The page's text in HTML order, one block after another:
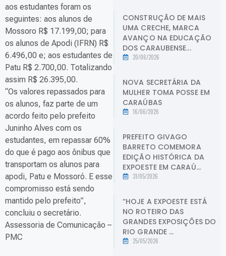
aos estudantes foram os
seguintes: aos alunos de
Mossoro R$ 17.199,00; para
os alunos de Apodi (IFRN) R$
6.496,00 e; aos estudantes de
Patu R$ 2.700,00. Totalizando
assim R$ 26.395,00.
“Os valores repassados para
os alunos, faz parte de um
acordo feito pelo prefeito
Juninho Alves com os
estudantes, em repassar 60%
do que é pago aos ônibus que
transportam os alunos para
apodi, Patu e Mossoró. E esse
compromisso está sendo
mantido pelo prefeito”,
concluiu o secretário.
Assessoria de Comunicação –
PMC
CONSTRUÇÃO DE MAIS
UMA CRECHE, MARCA
AVANÇO NA EDUCAÇÃO
DOS CARAUBENSE...
20/06/2026
NOVA SECRETÁRIA DA
MULHER TOMA POSSE EM
CARAÚBAS
16/06/2026
PREFEITO GIVAGO
BARRETO COMEMORA
EDIÇÃO HISTÓRICA DA
EXPOESTE EM CARAÚ...
31/05/2026
“HOJE A EXPOESTE ESTÁ
NO ROTEIRO DAS
GRANDES EXPOSIÇÕES DO
RIO GRANDE ...
25/05/2026